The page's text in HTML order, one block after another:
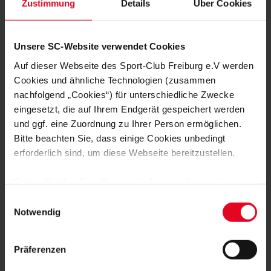
Zustimmung Details Über Cookies
Unsere SC-Website verwendet Cookies
Auf dieser Webseite des Sport-Club Freiburg e.V werden
Cookies und ähnliche Technologien (zusammen
nachfolgend „Cookies“) für unterschiedliche Zwecke
eingesetzt, die auf Ihrem Endgerät gespeichert werden
und ggf. eine Zuordnung zu Ihrer Person ermöglichen.
Bitte beachten Sie, dass einige Cookies unbedingt
erforderlich sind, um diese Webseite bereitzustellen.
Daten von Ihnen (z.B. persönlichen Identifikatoren oder
IP-Adressen) verarbeitet werden. Durch Klicken auf den
Speicherung aller aufgeführten Cookies und der
Notwendig
Präferenzen
PK nach Punkteteilung in Würzburg
FAN WERDEN:
MITGLIED WERDEN